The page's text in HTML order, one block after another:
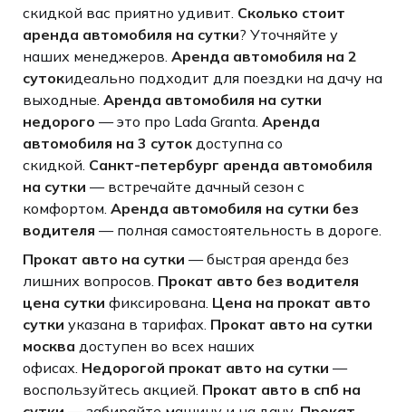
скидкой вас приятно удивит. Сколько стоит
аренда автомобиля на сутки? Уточняйте у
наших менеджеров. Аренда автомобиля на 2
сутокидеально подходит для поездки на дачу на
выходные. Аренда автомобиля на сутки
недорого — это про Lada Granta. Аренда
автомобиля на 3 сутокдоступна со
скидкой. Санкт-петербург аренда автомобиля
на сутки — встречайте дачный сезон с
комфортом. Аренда автомобиля на сутки без
водителя — полная самостоятельность в дороге.
Прокат авто на сутки — быстрая аренда без
лишних вопросов. Прокат авто без водителя
цена сутки фиксирована. Цена на прокат авто
сутки указана в тарифах. Прокат авто на сутки
москвадоступен во всех наших
офисах. Недорогой прокат авто на сутки —
воспользуйтесь акцией. Прокат авто в спб на